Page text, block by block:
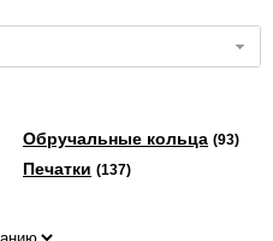
Обручальные кольца (93)
Печатки (137)